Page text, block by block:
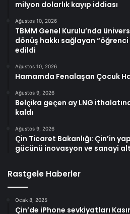
milyon dolarlık kayıp iddiası
Ağustos 10, 2026
TBMM Genel Kurulu’nda
dönüş hakkı sağlayan
edildi
Ağustos 10, 2026
Hamamda Fenalaşan Çocuk
Ağustos 9, 2026
Belçika geçen ay LNG
kaldı
Ağustos 9, 2026
Çin Ticaret Bakanlığı: Çin’in
gücünü inovasyon ve sanayi
Rastgele Haberler
Ocak 8, 2025
Çin’de iPhone sevkiyatları